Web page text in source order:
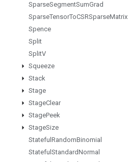
SparseSegmentSumGrad
SparseTensorToCSRSparseMatrix
Spence
Split
SplitV
Squeeze
Stack
Stage
StageClear
StagePeek
StageSize
Stateful RandomBinomial
Stateful StandardNormal
Rester connecté
Blog
Forum